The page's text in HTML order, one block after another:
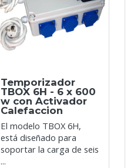
Temporizador
TBOX 6H - 6 x 600
w con Activador
Calefaccion
El modelo TBOX 6H,
está diseñado para
soportar la carga de seis
...